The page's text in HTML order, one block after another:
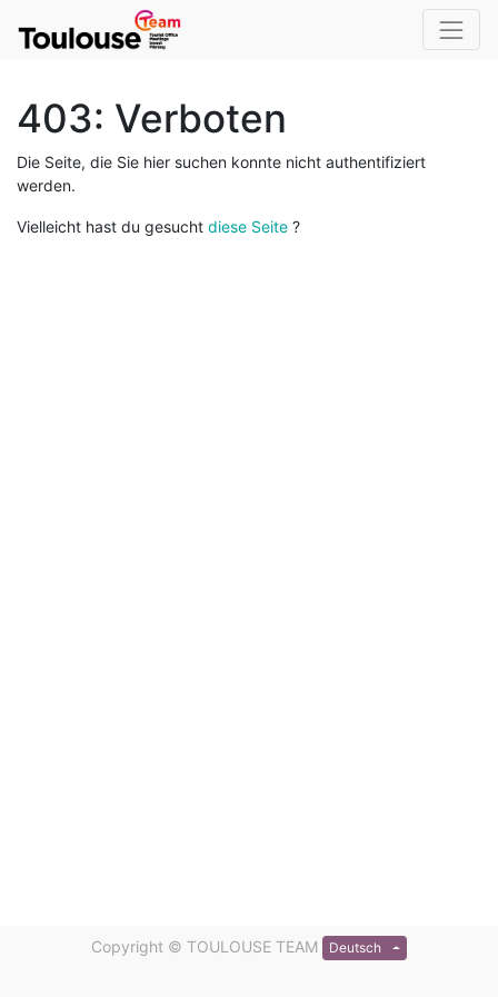
403: Verboten
Die Seite, die Sie hier suchen konnte nicht authentifiziert
werden.
Vielleicht hast du gesucht diese Seite ?
Copyright © TOULOUSE TEAM Deutsch